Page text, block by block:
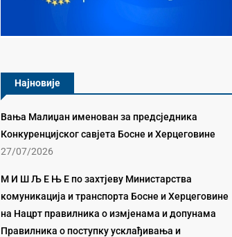
Најновије
Вања Малиџан именован за предсједника
Конкуренцијског савјета Босне и Херцеговине
27/07/2026
М И Ш Љ Е Њ Е по захтјеву Министарства
комуникација и транспорта Босне и Херцеговине
на Нацрт правилника о измјенама и допунама
Правилника о поступку усклађивања и